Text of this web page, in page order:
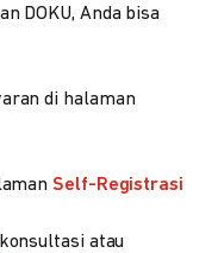
DOKU, Anda bisa
di halaman
Self-Registrasi
atau